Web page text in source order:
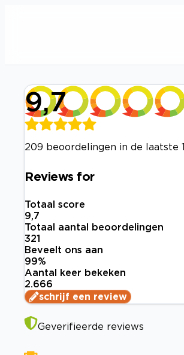
9,7
209 beoordelingen in de laatste
Reviews for
Totaal score
9,7
Totaal aantal beoordelingen
321
Beveelt ons aan
99%
Aantal keer bekeken
2.666
schrijf een review
Geverifieerde reviews